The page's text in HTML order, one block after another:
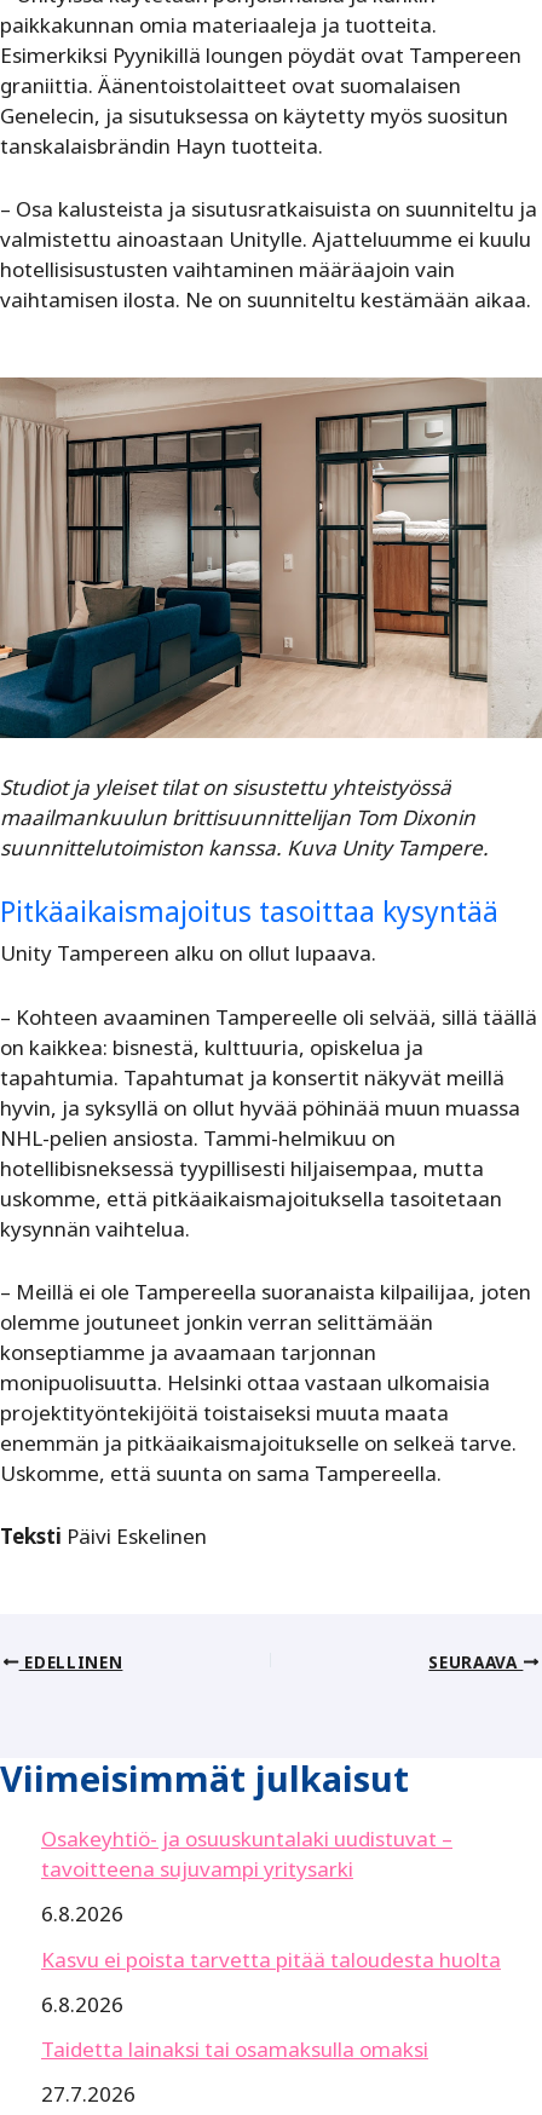
paikkakunnan omia materiaaleja ja tuotteita.
Esimerkiksi Pyynikillä loungen pöydät ovat Tampereen
graniittia. Äänentoistolaitteet ovat suomalaisen
Genelecin, ja sisutuksessa on käytetty myös suositun
tanskalaisbrändin Hayn tuotteita.
– Osa kalusteista ja sisutusratkaisuista on suunniteltu ja
valmistettu ainoastaan Unitylle. Ajatteluumme ei kuulu
hotellisisustusten vaihtaminen määräajoin vain
vaihtamisen ilosta. Ne on suunniteltu kestämään aikaa.
Studiot ja yleiset tilat on sisustettu yhteistyössä
maailmankuulun brittisuunnittelijan Tom Dixonin
suunnittelutoimiston kanssa. Kuva Unity Tampere.
Pitkäaikaismajoitus tasoittaa kysyntää
Unity Tampereen alku on ollut lupaava.
– Kohteen avaaminen Tampereelle oli selvää, sillä täällä
on kaikkea: bisnestä, kulttuuria, opiskelua ja
tapahtumia. Tapahtumat ja konsertit näkyvät meillä
hyvin, ja syksyllä on ollut hyvää pöhinää muun muassa
NHL-pelien ansiosta. Tammi-helmikuu on
hotellibisneksessä tyypillisesti hiljaisempaa, mutta
uskomme, että pitkäaikaismajoituksella tasoitetaan
kysynnän vaihtelua.
– Meillä ei ole Tampereella suoranaista kilpailijaa, joten
olemme joutuneet jonkin verran selittämään
konseptiamme ja avaamaan tarjonnan
monipuolisuutta. Helsinki ottaa vastaan ulkomaisia
projektityöntekijöitä toistaiseksi muuta maata
enemmän ja pitkäaikaismajoitukselle on selkeä tarve.
Uskomme, että suunta on sama Tampereella.
Teksti Päivi Eskelinen
EDELLINEN SEURAAVA
Viimeisimmät julkaisut
Osakeyhtiö- ja osuuskuntalaki uudistuvat –
tavoitteena sujuvampi yritysarki
6.8.2026
Kasvu ei poista tarvetta pitää taloudesta huolta
6.8.2026
Taidetta lainaksi tai osamaksulla omaksi
27.7.2026